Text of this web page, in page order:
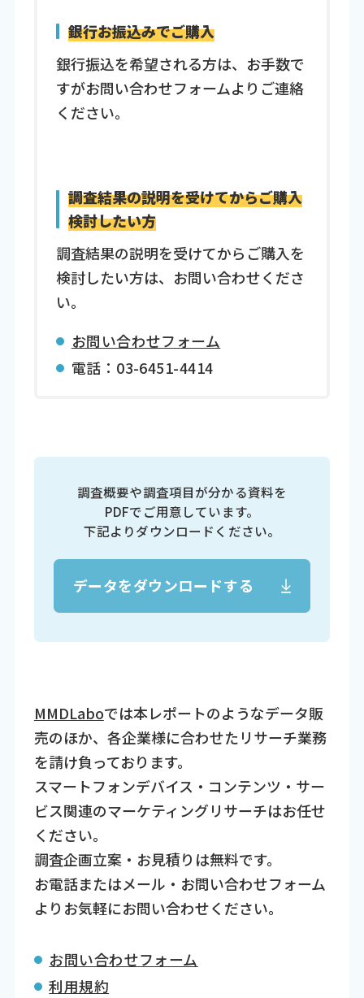
銀行お振込みでご購入
銀行振込を希望される方は、お手数で
すがお問い合わせフォームよりご連絡
ください。
調査結果の説明を受けてからご購入
検討したい方
調査結果の説明を受けてからご購入を
検討したい方は、お問い合わせくださ
い。
お問い合わせフォーム
電話：03-6451-4414
調査概要や調査項目が分かる資料を
PDFでご用意しています。
下記よりダウンロードください。
データをダウンロードする
MMDLaboでは本レポートのようなデータ販
売のほか、各企業様に合わせたリサーチ業務
を請け負っております。
スマートフォンデバイス・コンテンツ・サー
ビス関連のマーケティングリサーチはお任せ
ください。
調査企画立案・お見積りは無料です。
お電話またはメール・お問い合わせフォーム
よりお気軽にお問い合わせください。
お問い合わせフォーム
利用規約